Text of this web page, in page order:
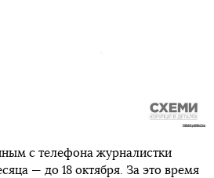
с телефона журналистки
— до 18 октября. За это время